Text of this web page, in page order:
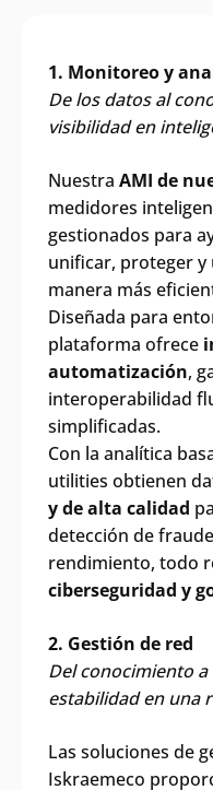
1. Monitoreo y
De los datos al
visibilidad en
Nuestra AMI de
medidores
gestionados para
unificar, proteger y
manera más
Diseñada para
plataforma ofrece
automatización,
interoperabilidad
simplificadas.
Con la analítica
utilities obtienen
y de alta calidad
detección de
rendimiento, todo
ciberseguridad y
2. Gestión de red
Del conocimiento
estabilidad en una
Las soluciones de
Iskraemeco